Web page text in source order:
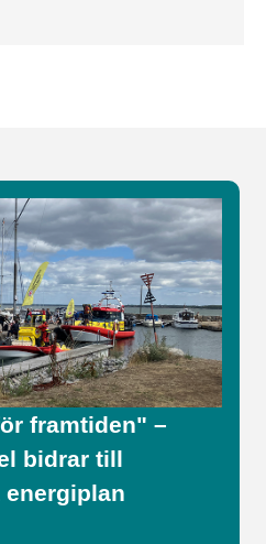
framtiden" –
bidrar till